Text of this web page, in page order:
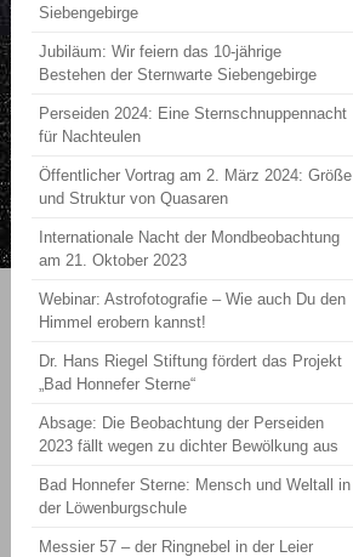
Siebengebirge
Jubiläum: Wir feiern das 10-jährige
Bestehen der Sternwarte Siebengebirge
Perseiden 2024: Eine Sternschnuppennacht
für Nachteulen
Öffentlicher Vortrag am 2. März 2024: Größe
und Struktur von Quasaren
Internationale Nacht der Mondbeobachtung
am 21. Oktober 2023
Webinar: Astrofotografie – Wie auch Du den
Himmel erobern kannst!
Dr. Hans Riegel Stiftung fördert das Projekt
„Bad Honnefer Sterne“
Absage: Die Beobachtung der Perseiden
2023 fällt wegen zu dichter Bewölkung aus
Bad Honnefer Sterne: Mensch und Weltall in
der Löwenburgschule
Messier 57 – der Ringnebel in der Leier